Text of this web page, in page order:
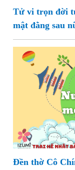
Tử vi trọn đời
mật đằng sau
Đền thờ Cô